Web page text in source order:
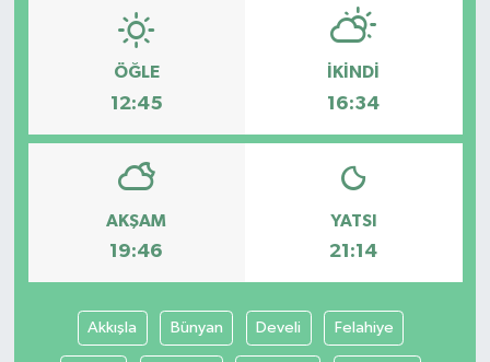
ÖĞLE
12:45
İKINDI
16:34
AKŞAM
19:46
YATSI
21:14
Akkışla Bünyan Develi Felahiye